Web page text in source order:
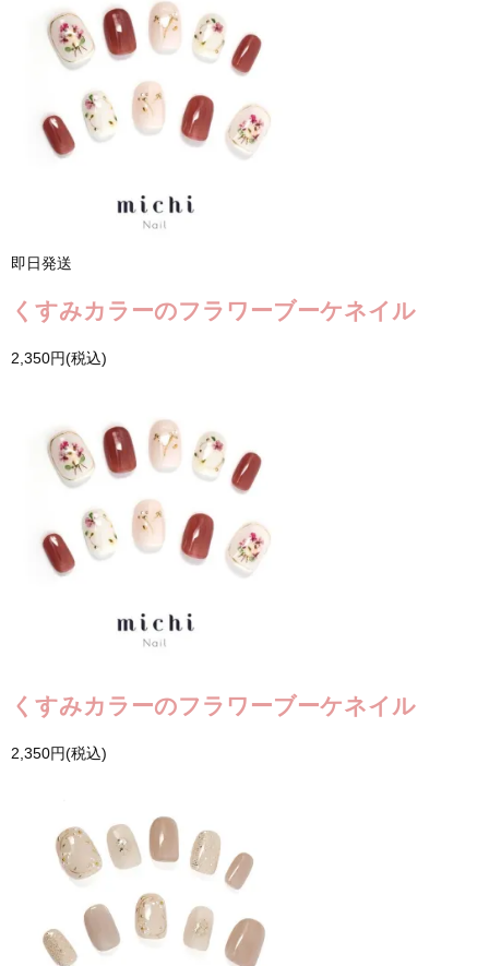
即日発送
くすみカラーのフラワーブーケネイル
2,350円(税込)
くすみカラーのフラワーブーケネイル
2,350円(税込)